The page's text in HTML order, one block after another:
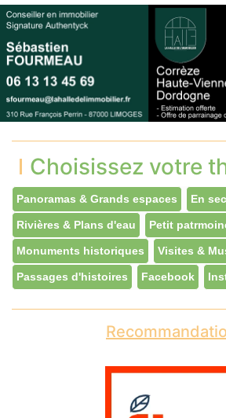
Choisissez votre
Panoramas & Grands espaces En
Rivières & Plans d'eau Petit
Monuments historiques Visites &
Passages d'histoires Facebook